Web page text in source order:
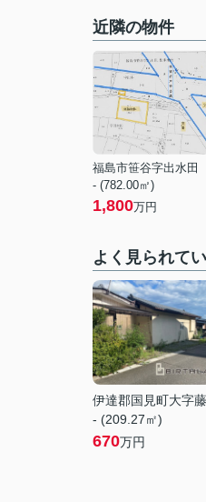
近隣の物件
福島市笹谷字出水田
- (782.00㎡)
1,800万円
よく見られて
伊達郡国見町大字
- (209.27㎡)
670万円